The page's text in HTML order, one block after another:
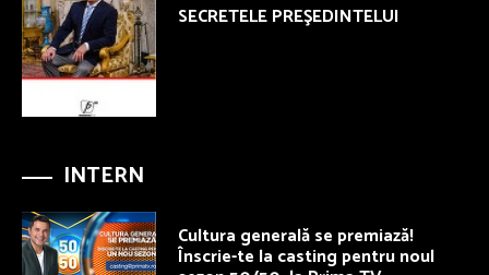
SECRETELE PREŞEDINTELUI
INTERN
Cultura generală se premiază!
Înscrie-te la casting pentru noul